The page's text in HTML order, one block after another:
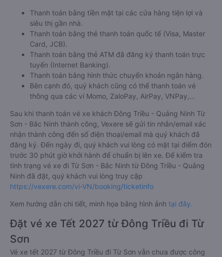
Thanh toán bằng tiền mặt tại các cửa hàng tiện lợi và
siêu thị gần nhà.
Thanh toán bằng thẻ thanh toán quốc tế (Visa, Master
Card, JCB).
Thanh toán bằng thẻ ATM đã đăng ký thanh toán trực
tuyến (Internet Banking).
Thanh toán bằng hình thức chuyển khoản ngân hàng.
Bên cạnh đó, quý khách cũng có thể thanh toán vé
thông qua các ví Momo, ZaloPay, AirPay, VNPay,…
Sau khi thanh toán vé xe khách Đông Triều - Quảng Ninh Từ
Sơn - Bắc Ninh thành công, Vexere sẽ gửi tin nhắn/email xác
nhận thành công đến số điện thoại/email mà quý khách đã
đăng ký. Đến ngày đi, quý khách vui lòng có mặt tại điểm đón
trước 30 phút giờ khởi hành để chuẩn bị lên xe. Để kiểm tra
tình trạng vé xe đi Từ Sơn - Bắc Ninh từ Đông Triều - Quảng
Ninh đã đặt, quý khách vui lòng truy cập
https://vexere.com/vi-VN/booking/ticketinfo
Xem hướng dẫn chi tiết, minh họa bằng hình ảnh tại đây.
Đặt vé xe Tết 2027 từ Đông Triều đi Từ
Sơn
Vé xe tết 2027 từ Đông Triều đi Từ Sơn vẫn chưa được công